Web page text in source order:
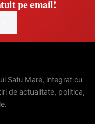
pe email!
Satu Mare, integrat cu
de actualitate, politica,